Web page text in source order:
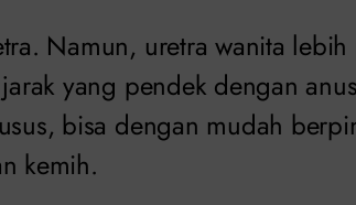
Namun, uretra wanita
yang pendek dengan
bisa dengan mudah
kemih.